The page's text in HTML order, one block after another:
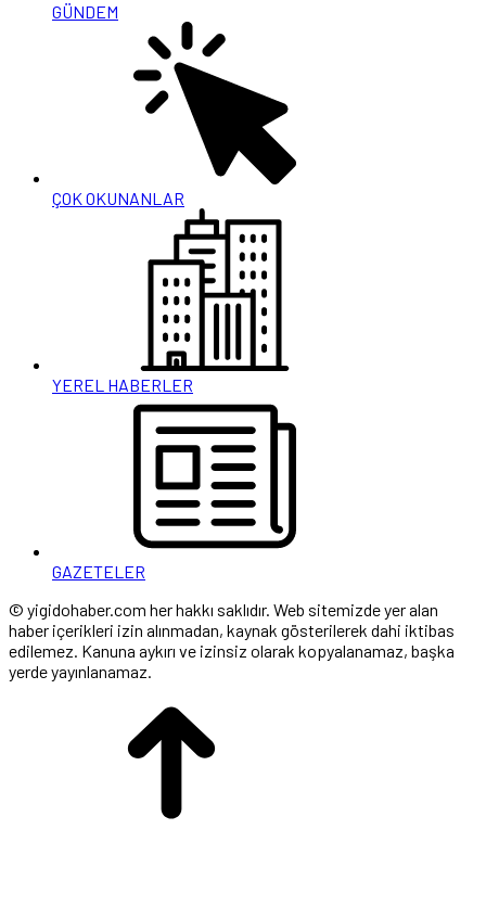
GÜNDEM
ÇOK OKUNANLAR
YEREL HABERLER
GAZETELER
© yigidohaber.com her hakkı saklıdır. Web sitemizde yer alan
haber içerikleri izin alınmadan, kaynak gösterilerek dahi iktibas
edilemez. Kanuna aykırı ve izinsiz olarak kopyalanamaz, başka
yerde yayınlanamaz.